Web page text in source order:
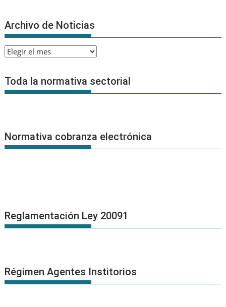
Archivo de Noticias
Archivo
Noticias
Toda la normativa sectorial
Normativa cobranza electrónica
Reglamentación Ley 20091
Régimen Agentes Institorios